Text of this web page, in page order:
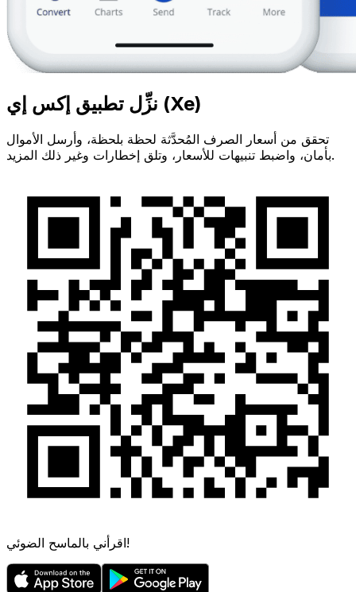
نزِّل تطبيق إكس إي (Xe)
تحقق من أسعار الصرف المُحدَّثة لحظة بلحظة، وأرسل الأموال
بأمان، واضبط تنبيهات للأسعار، وتلق إخطارات وغير ذلك المزيد.
اقرأني بالماسح الضوئي!